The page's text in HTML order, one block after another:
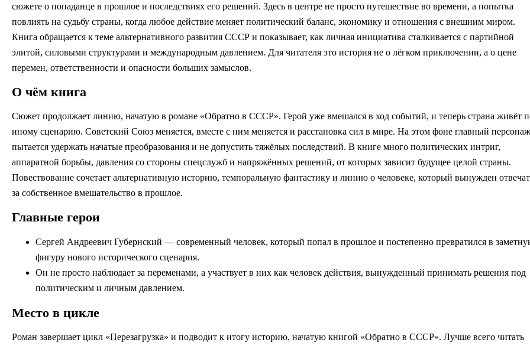
сюжете о попаданце в прошлое и последствиях его решений. Здесь в центре не просто путешествие во времени, а попытка
повлиять на судьбу страны, когда любое действие меняет политический баланс, экономику и отношения с внешним миром.
Книга обращается к теме альтернативного развития СССР и показывает, как личная инициатива сталкивается с партийной
элитой, силовыми структурами и международным давлением. Для читателя это история не о лёгком приключении, а о цене
перемен, ответственности и опасности больших замыслов.
О чём книга
Сюжет продолжает линию, начатую в романе «Обратно в СССР». Герой уже вмешался в ход событий, и теперь страна живёт
иному сценарию. Советский Союз меняется, вместе с ним меняется и расстановка сил в мире. На этом фоне главный персонаж
пытается удержать начатые преобразования и не допустить тяжёлых последствий. В книге много политических интриг,
аппаратной борьбы, давления со стороны спецслужб и напряжённых решений, от которых зависит будущее целой страны.
Повествование сочетает альтернативную историю, темпоральную фантастику и линию о человеке, который вынужден
за собственное вмешательство в прошлое.
Главные герои
Сергей Андреевич Губернский — современный человек, который попал в прошлое и постепенно превратился в
фигуру нового исторического сценария.
Он не просто наблюдает за переменами, а участвует в них как человек действия, вынужденный принимать решения под
политическим и личным давлением.
Место в цикле
Роман завершает цикл «Перезагрузка» и подводит к итогу историю, начатую книгой «Обратно в СССР». Лучше всего читать